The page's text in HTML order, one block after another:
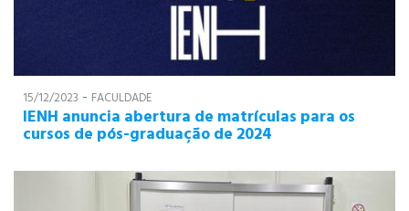
15/12/2023 - FACULDADE
IENH anuncia abertura de matrículas para os
cursos de pós-graduação de 2024